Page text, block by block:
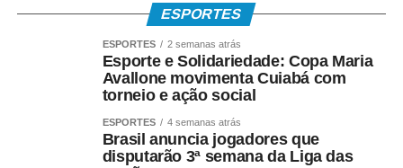
ESPORTES
ESPORTES 2 semanas atrás
Esporte e Solidariedade: Copa Maria
Avallone movimenta Cuiabá com
torneio e ação social
ESPORTES 4 semanas atrás
Brasil anuncia jogadores que
disputarão 3ª semana da Liga das